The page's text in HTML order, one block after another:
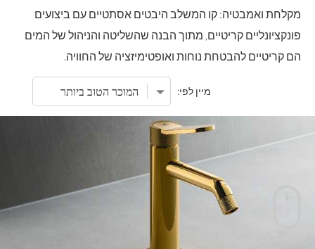
מקלחת ואמבטיה: קו המשלב היבטים אסתטיים עם ביצועים
פונקציונליים קריטיים, מתוך הבנה שהשליטה והניהול של המים
הם קריטיים להבטחת נוחות ואופטימיזציה של החוויה.
מיין לפי: